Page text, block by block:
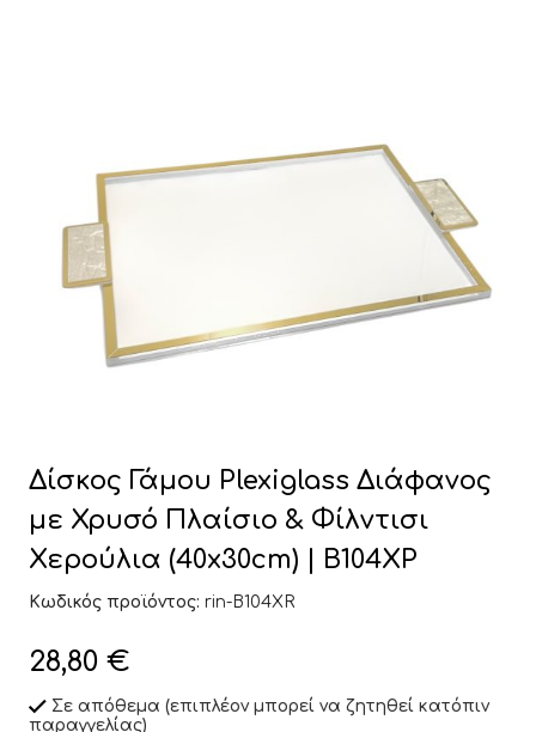
Δίσκος Γάμου Plexiglass Διάφανος
με Χρυσό Πλαίσιο & Φίλντισι
Χερούλια (40x30cm) | Β104ΧΡ
Κωδικός προϊόντος: rin-B104XR
28,80 €
Σε απόθεμα (επιπλέον μπορεί να ζητηθεί κατόπιν
παραγγελίας)